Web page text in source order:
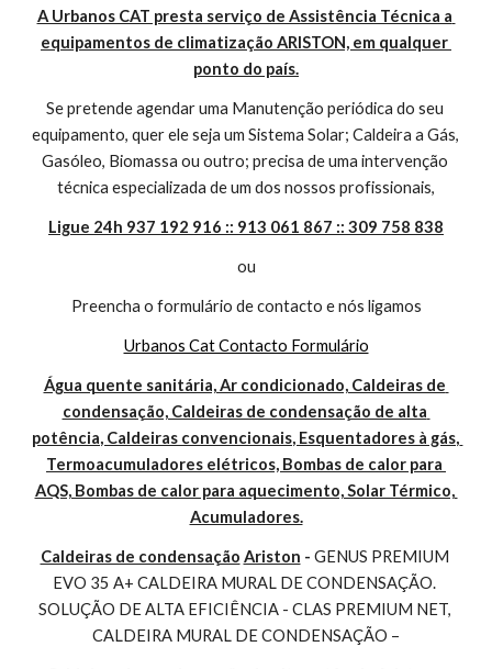
A Urbanos CAT presta serviço de Assistência Técnica a
equipamentos de climatização ARISTON, em qualquer
ponto do país.
Se pretende agendar uma Manutenção periódica do seu
equipamento, quer ele seja um Sistema Solar; Caldeira a Gás,
Gasóleo, Biomassa ou outro; precisa de uma intervenção
técnica especializada de um dos nossos profissionais,
Ligue 24h 937 192 916 :: 913 061 867 :: 309 758 838
ou
Preencha o formulário de contacto e nós ligamos
Urbanos Cat Contacto Formulário
Água quente sanitária, Ar condicionado, Caldeiras de
condensação, Caldeiras de condensação de alta
potência, Caldeiras convencionais, Esquentadores à gás,
Termoacumuladores elétricos, Bombas de calor para
AQS, Bombas de calor para aquecimento, Solar Térmico,
Acumuladores.
Caldeiras de condensação Ariston - GENUS PREMIUM
EVO 35 A+ CALDEIRA MURAL DE CONDENSAÇÃO.
SOLUÇÃO DE ALTA EFICIÊNCIA - CLAS PREMIUM NET,
CALDEIRA MURAL DE CONDENSAÇÃO –